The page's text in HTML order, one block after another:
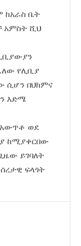
ከአራስ ቤት
አምስት ሺህ
የሊቢያ
ሲሆን በህክምና
እድሜ
አውጥቶ ወደ
ከሚያቀርበው
ይገባለት
ፍላጎት